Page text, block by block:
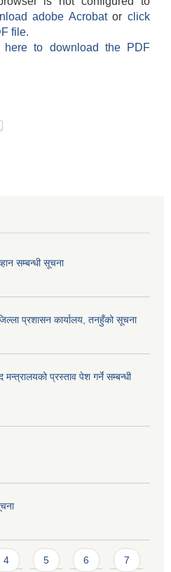
adobe Acrobatorclick
file.
here to download the PDF
सम्बन्धी सूचना
प्रशासन कार्यालय, तनहुँको सूचना
प्रस्ताव पेश गर्ने सम्बन्धी
4 5 6 7